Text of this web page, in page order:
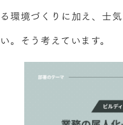
る環境づくりに加え、士
い。そう考えています。